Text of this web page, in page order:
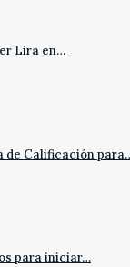
Lira en…
de Calificación
para iniciar…